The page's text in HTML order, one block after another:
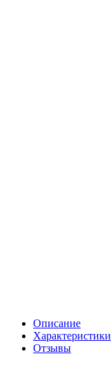
Описание
Характеристики
Отзывы